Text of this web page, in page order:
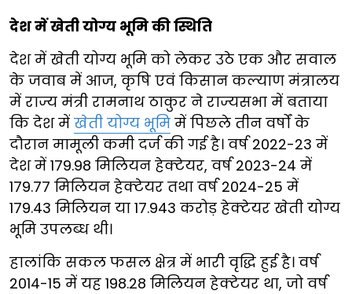
देश में खेती योग्य भूमि की स्थिति
देश में खेती योग्य भूमि को लेकर उठे एक और सवाल
के जवाब में आज, कृषि एवं किसान कल्याण मंत्रालय
में राज्य मंत्री रामनाथ ठाकुर ने राज्यसभा में बताया
कि देश में खेती योग्य भूमि में पिछले तीन वर्षों के
दौरान मामूली कमी दर्ज की गई है। वर्ष 2022-23 में
देश में 179.98 मिलियन हेक्टेयर, वर्ष 2023-24 में
179.77 मिलियन हेक्टेयर तथा वर्ष 2024-25 में
179.43 मिलियन या 17.943 करोड़ हेक्टेयर खेती योग्य
भूमि उपलब्ध थी।
हालांकि सकल फसल क्षेत्र में भारी वृद्धि हुई है। वर्ष
2014-15 में यह 198.28 मिलियन हेक्टेयर था, जो वर्ष